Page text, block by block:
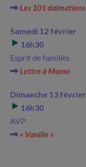
Les 101 dalmatiens
Samedi 12 février
16h30
Esprit de familles
Lettre à Momo
Dimanche 13 février
16h30
AVP
« Vanille »